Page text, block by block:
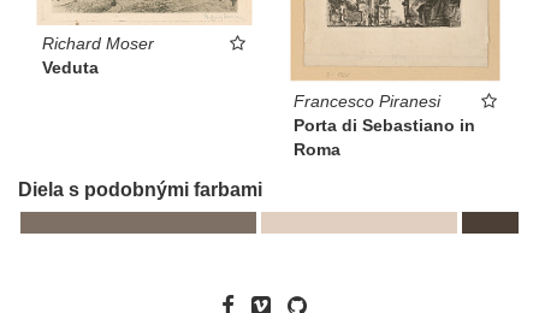
Richard Moser
Veduta
Francesco Piranesi
Porta di Sebastiano in
Roma
Diela s podobnými farbami